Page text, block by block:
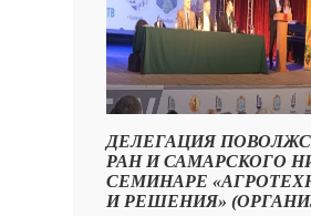
ДЕЛЕГАЦИЯ
РАН И САМАРСКОГО
СЕМИНАРЕ
И РЕШЕНИЯ»